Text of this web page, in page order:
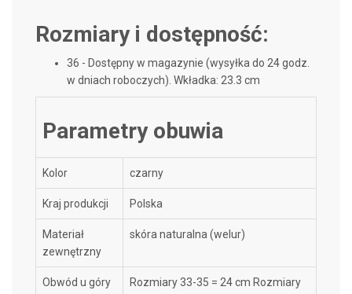
Rozmiary i dostępność:
36 - Dostępny w magazynie (wysyłka do 24 godz.
w dniach roboczych). Wkładka: 23.3 cm
Parametry obuwia
Kolor czarny
Kraj produkcji Polska
Materiał
zewnętrzny
skóra naturalna (welur)
Obwód u góry
Rozmiary 33-35 = 24 cm Rozmiary